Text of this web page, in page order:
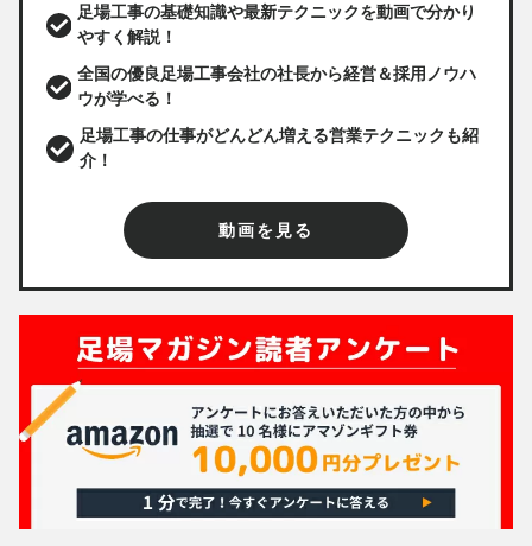
足場工事の基礎知識や最新テクニックを動画で分かり
やすく解説！
全国の優良足場工事会社の社長から経営＆採用ノウハ
ウが学べる！
足場工事の仕事がどんどん増える営業テクニックも紹
介！
動画を見る